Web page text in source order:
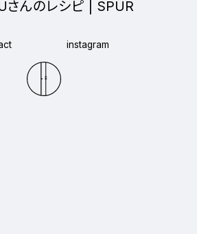
さんのレシピ | SPUR
instagram